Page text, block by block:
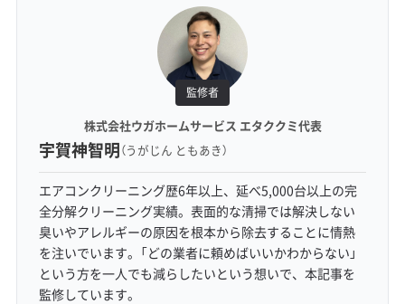
監修者
株式会社ウガホームサービス エタククミ代表
宇賀神智明（うがじん ともあき）
エアコンクリーニング歴6年以上、延べ5,000台以上の完
全分解クリーニング実績。表面的な清掃では解決しない
臭いやアレルギーの原因を根本から除去することに情熱
を注いでいます。「どの業者に頼めばいいかわからない」
という方を一人でも減らしたいという想いで、本記事を
監修しています。